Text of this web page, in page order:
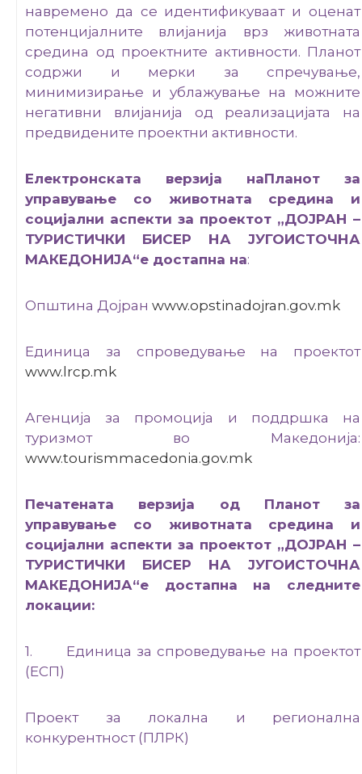
навремено да се идентификуваат и оценат
потенцијалните влијанија врз животната
средина од проектните активности. Планот
содржи и мерки за спречување,
минимизирање и ублажување на можните
негативни влијанија од реализацијата на
предвидените проектни активности.
Електронската верзија наПланот за
управување со животната средина и
социјални аспекти за проектот „ДОЈРАН –
ТУРИСТИЧКИ БИСЕР НА ЈУГОИСТОЧНА
МАКЕДОНИЈА“е достапна на:
Општина Дојран www.opstinadojran.gov.mk
Единица за спроведување на проектот
www.lrcp.mk
Агенција за промоција и поддршка на
туризмот во Македонија:
www.tourismmacedonia.gov.mk
Печатената верзија од Планот за
управување со животната средина и
социјални аспекти за проектот „ДОЈРАН –
ТУРИСТИЧКИ БИСЕР НА ЈУГОИСТОЧНА
МАКЕДОНИЈА“е достапна на следните
локации:
1. Единица за спроведување на проектот
(ЕСП)
Проект за локална и регионална
конкурентност (ПЛРК)